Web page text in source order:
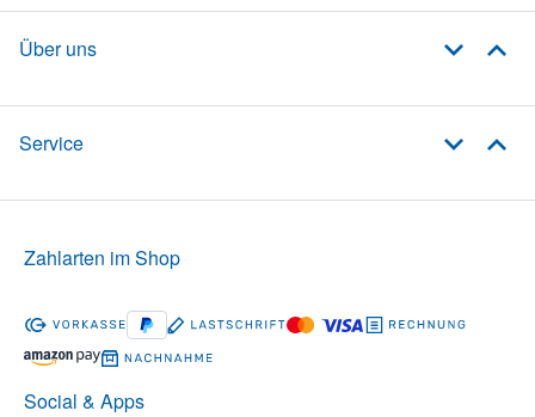
Über uns
Service
Social & Apps
Zahlarten im Shop